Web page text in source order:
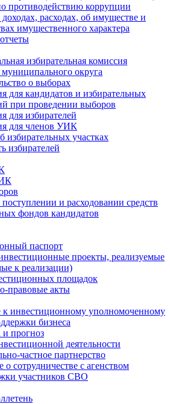
противодействию коррупции
расходах, об имуществе и
имущественного характера
избирательная комиссия
муниципального округа
о выборах
для кандидатов и избирательных
при проведении выборов
для избирателей
для членов УИК
избирательных участках
избирателей
и расходовании средств
фондов кандидатов
паспорт
проекты, реализуемые
к реализации)
площадок
правовые акты
инвестиционному уполномоченному
бизнеса
и прогноз
деятельности
частное партнерство
о сотрудничестве с агенством
участников СВО